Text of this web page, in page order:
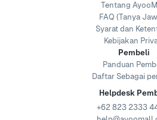
Tentang
FAQ (Tanya
Syarat dan
Kebijakan
Pembeli
Panduan
Daftar Sebagai
Helpdesk
+62 823 2333